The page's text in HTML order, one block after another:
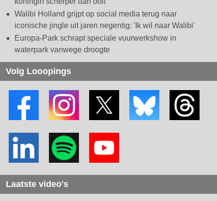
Walibi Holland grijpt op social media terug naar
iconische jingle uit jaren negentig: 'Ik wil naar Walibi'
Europa-Park schrapt speciale vuurwerkshow in
waterpark vanwege droogte
Volg Looopings
Laatste video's